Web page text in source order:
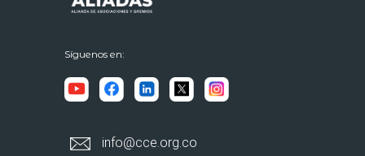
Síguenos en:
info@cce.org.co